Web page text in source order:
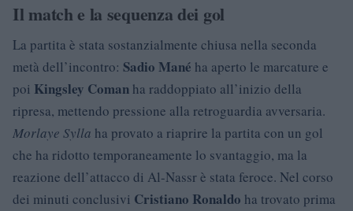
Il match e la sequenza dei gol
La partita è stata sostanzialmente chiusa nella seconda
metà dell’incontro: Sadio Mané ha aperto le marcature e
poi Kingsley Coman ha raddoppiato all’inizio della
ripresa, mettendo pressione alla retroguardia avversaria.
Morlaye Sylla ha provato a riaprire la partita con un gol
che ha ridotto temporaneamente lo svantaggio, ma la
reazione dell’attacco di Al-Nassr è stata feroce. Nel corso
dei minuti conclusivi Cristiano Ronaldo ha trovato prima